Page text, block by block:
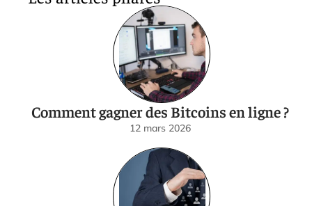
Comment gagner des Bitcoins en ligne ?
12 mars 2026